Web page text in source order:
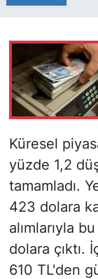
Küresel
yüzde 1,2
tamamladı.
423 dolara
alımlarıyla
dolara çıktı.
610 TL'den